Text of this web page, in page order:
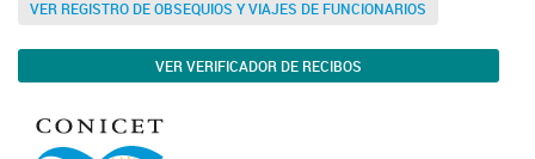
VER REGISTRO DE OBSEQUIOS Y VIAJES DE FUNCIONARIOS
VER VERIFICADOR DE RECIBOS